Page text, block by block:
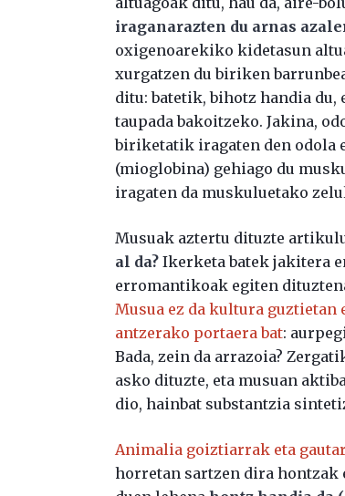
iraganarazten du arnas
oxigenoarekiko kidetasun
xurgatzen du biriken
ditu: batetik, bihotz handia
taupada bakoitzeko. Jakina,
biriketatik iragaten den odola
(mioglobina) gehiago du
iragaten da muskuluetako
Musuak aztertu dituzte
al da? Ikerketa batek jakitera
erromantikoak egiten
Musua ez da kultura guztietan
antzerako portaera bat:
Bada, zein da arrazoia?
asko dituzte, eta musuan
dio, hainbat substantzia
Animalia goiztiarrak eta
horretan sartzen dira hontzak